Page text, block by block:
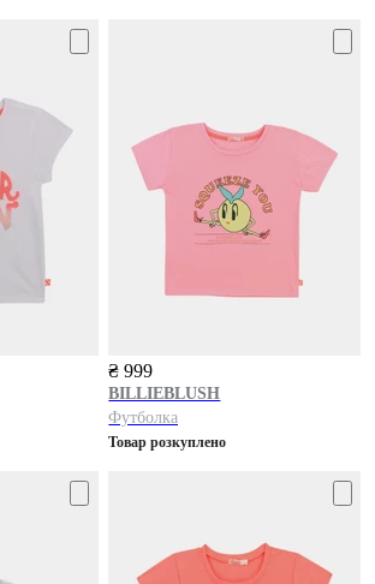
₴ 999
BILLIEBLUSH
Футболка
Товар розкуплено